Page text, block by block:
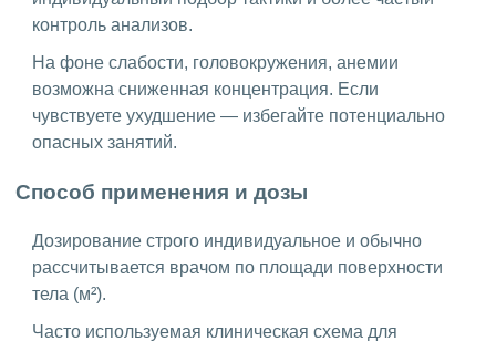
контроль анализов.
На фоне слабости, головокружения, анемии
возможна сниженная концентрация. Если
чувствуете ухудшение — избегайте потенциально
опасных занятий.
Способ применения и дозы
Дозирование строго индивидуальное и обычно
рассчитывается врачом по площади поверхности
тела (м²).
Часто используемая клиническая схема для